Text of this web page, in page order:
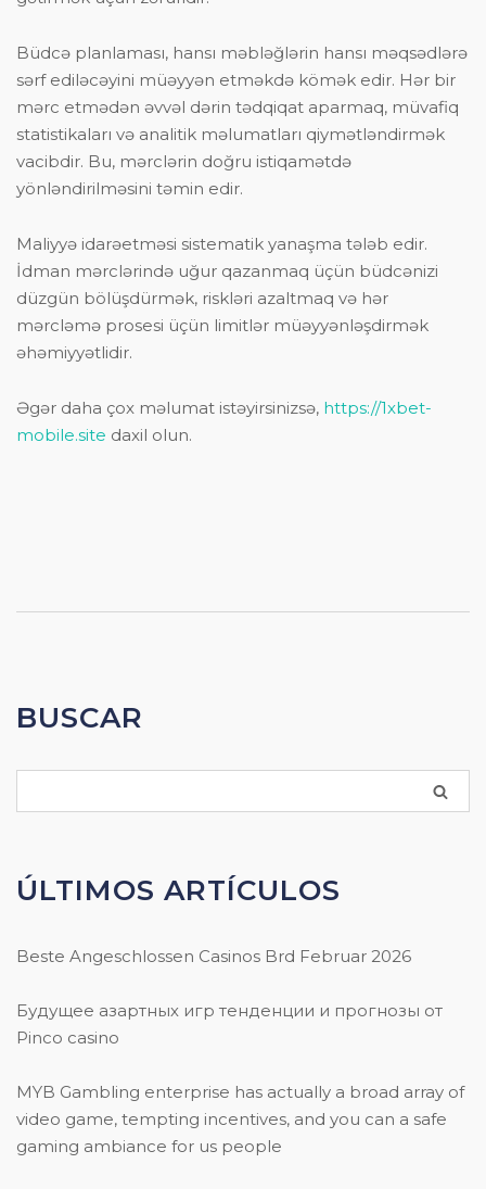
Büdcə planlaması, hansı məbləğlərin hansı məqsədlərə
sərf ediləcəyini müəyyən etməkdə kömək edir. Hər bir
mərc etmədən əvvəl dərin tədqiqat aparmaq, müvafiq
statistikaları və analitik məlumatları qiymətləndirmək
vacibdir. Bu, mərclərin doğru istiqamətdə
yönləndirilməsini təmin edir.
Maliyyə idarəetməsi sistematik yanaşma tələb edir.
İdman mərclərində uğur qazanmaq üçün büdcənizi
düzgün bölüşdürmək, riskləri azaltmaq və hər
mərcləmə prosesi üçün limitlər müəyyənləşdirmək
əhəmiyyətlidir.
Əgər daha çox məlumat istəyirsinizsə, https://1xbet-
mobile.site daxil olun.
BUSCAR
ÚLTIMOS ARTÍCULOS
Beste Angeschlossen Casinos Brd Februar 2026
Будущее азартных игр тенденции и прогнозы от
Pinco casino
MYB Gambling enterprise has actually a broad array of
video game, tempting incentives, and you can a safe
gaming ambiance for us people